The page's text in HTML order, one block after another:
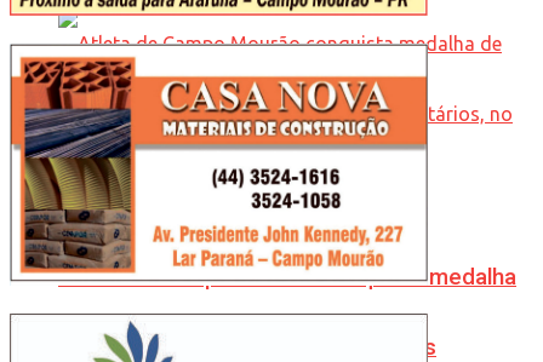
Atleta de Campo Mourão conquista medalha
de prata nos Jogos Pan-Americanos